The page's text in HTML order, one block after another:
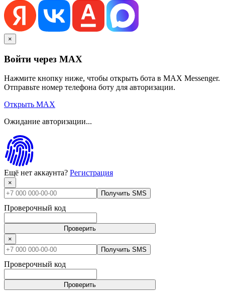
×
Войти через MAX
Нажмите кнопку ниже, чтобы открыть бота в MAX Messenger.
Отправьте номер телефона боту для авторизации.
Открыть MAX
Ожидание авторизации...
Ещё нет аккаунта? Регистрация
×
Получить SMS
Проверочный код
Проверить
×
Получить SMS
Проверочный код
Проверить